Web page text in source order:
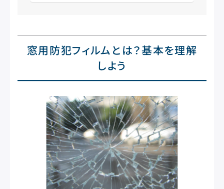
窓用防犯フィルムとは？基本を理解
しよう